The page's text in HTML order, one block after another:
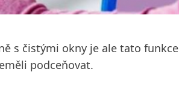
s čistými okny je ale tato funkce
podceňovat.